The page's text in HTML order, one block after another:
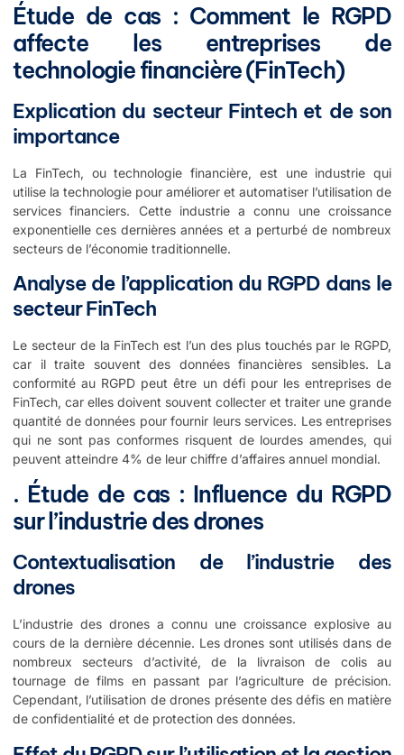
Étude de cas : Comment le RGPD
affecte les entreprises de
technologie financière (FinTech)
Explication du secteur Fintech et de son
importance
La FinTech, ou technologie financière, est une industrie qui
utilise la technologie pour améliorer et automatiser l’utilisation de
services financiers. Cette industrie a connu une croissance
exponentielle ces dernières années et a perturbé de nombreux
secteurs de l’économie traditionnelle.
Analyse de l’application du RGPD dans le
secteur FinTech
Le secteur de la FinTech est l’un des plus touchés par le RGPD,
car il traite souvent des données financières sensibles. La
conformité au RGPD peut être un défi pour les entreprises de
FinTech, car elles doivent souvent collecter et traiter une grande
quantité de données pour fournir leurs services. Les entreprises
qui ne sont pas conformes risquent de lourdes amendes, qui
peuvent atteindre 4% de leur chiffre d’affaires annuel mondial.
. Étude de cas : Influence du RGPD
sur l’industrie des drones
Contextualisation de l’industrie des
drones
L’industrie des drones a connu une croissance explosive au
cours de la dernière décennie. Les drones sont utilisés dans de
nombreux secteurs d’activité, de la livraison de colis au
tournage de films en passant par l’agriculture de précision.
Cependant, l’utilisation de drones présente des défis en matière
de confidentialité et de protection des données.